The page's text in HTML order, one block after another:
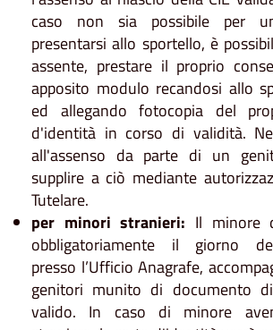
caso non sia possibile per
presentarsi allo sportello, è
assente, prestare il proprio
apposito modulo recandosi allo
ed allegando fotocopia del
d'identità in corso di validità.
all'assenso da parte di un
supplire a ciò mediante
Tutelare.
per minori stranieri: Il minore
obbligatoriamente il giorno
presso l’Ufficio Anagrafe,
genitori munito di documento
valido. In caso di minore